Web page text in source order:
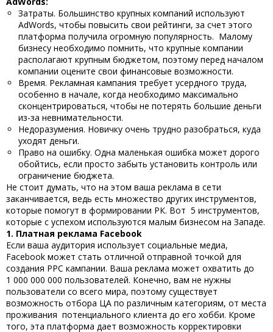
Затраты. Большинство крупных компаний используют
AdWords, чтобы повысить свои рейтинги, за счет этого
платформа получила огромную популярность. Малому
бизнесу необходимо помнить, что крупные компании
располагают крупным бюджетом, поэтому перед началом
компании оцените свои финансовые возможности.
Время. Рекламная кампания требует усердного труда,
особенно в начале, когда необходимо максимально
сконцентрироваться, чтобы не потерять большие деньги
из-за невнимательности.
Недоразумения. Новичку очень трудно разобраться, куда
уходят деньги.
Право на ошибку. Одна маленькая ошибка может дорого
обойтись, если просто забыть установить контроль или
ограничение бюджета.
Не стоит думать, что на этом ваша реклама в сети
заканчивается, ведь есть множество других инструментов,
которые помогут в формировании РК. Вот 5 инструментов,
которые с успехом используются малым бизнесом на Западе.
1. Платная реклама Facebook
Если ваша аудитория использует социальные медиа,
Facebook может стать отличной отправной точкой для
создания PPC кампании. Ваша реклама может охватить до
1 000 000 000 пользователей. Конечно, вам не нужны
пользователи со всего мира, поэтому существует
возможность отбора ЦА по различным категориям, от места
проживания потенциального клиента до его хобби. Кроме
того, эта платформа дает возможность корректировки